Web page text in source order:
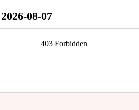
2026-08-07